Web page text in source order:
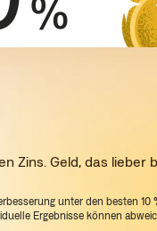
Zins. Geld, das lieber
unter den besten 10
Ergebnisse können